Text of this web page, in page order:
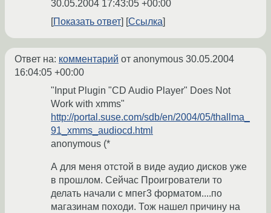
30.05.2004 17:43:05 +00:00
Показать ответ
Ссылка
Ответ на: комментарий от anonymous 30.05.2004
16:04:05 +00:00
"Input Plugin "CD Audio Player" Does Not
Work with xmms"
http://portal.suse.com/sdb/en/2004/05/thallma_
91_xmms_audiocd.html
anonymous (*
А для меня отстой в виде аудио дисков уже
в прошлом. Сейчас Проигрователи то
делать начали с мпег3 форматом....по
магазинам походи. Тож нашел причину на